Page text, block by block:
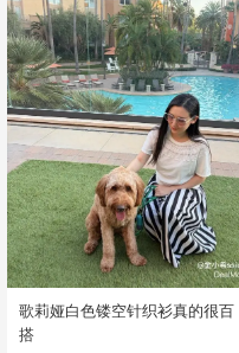
歌莉娅白色镂空针织衫真的很百
搭